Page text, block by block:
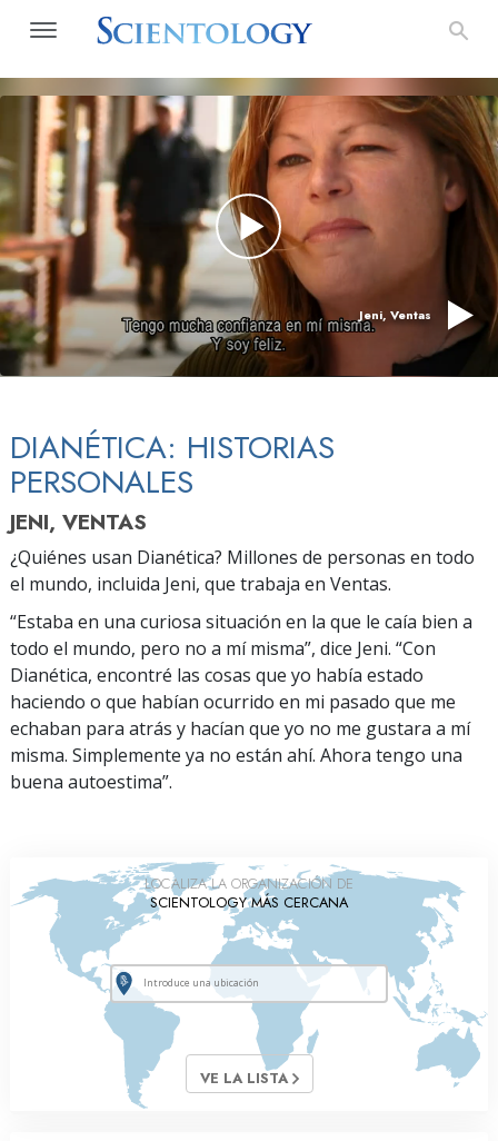
Jeni, Ventas
DIANÉTICA: HISTORIAS
PERSONALES
JENI, VENTAS
¿Quiénes usan Dianética? Millones de personas en todo
el mundo, incluida Jeni, que trabaja en Ventas.
“Estaba en una curiosa situación en la que le caía bien a
todo el mundo, pero no a mí misma”, dice Jeni. “Con
Dianética, encontré las cosas que yo había estado
haciendo o que habían ocurrido en mi pasado que me
echaban para atrás y hacían que yo no me gustara a mí
misma. Simplemente ya no están ahí. Ahora tengo una
buena autoestima”.
LOCALIZA LA ORGANIZACIÓN DE
SCIENTOLOGY MÁS CERCANA
VE LA LISTA